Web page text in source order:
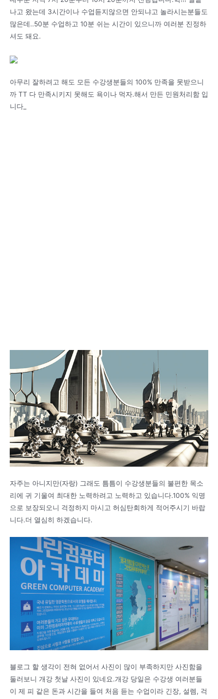
나고 왔는데 3시간이나 수업듣지않으면 안되냐고 놀라시는분들도
많은데..50분 수업하고 10분 쉬는 시간이 있으니까 여러분 진정하
셔도 돼요.
아무리 잘하려고 해도 모든 수강생분들의 100% 만족을 못받으니
까 TT 다 만족시키지 못해도 욕이나 먹자.해서 만든 민원처리함 입
니다_
자주는 아니지만(자랑) 그래도 틈틈이 수강생분들의 불편한 목소
리에 귀 기울여 최대한 노력하려고 노력하고 있습니다.100% 익명
으로 보장되오니 걱정하지 마시고 허심탄회하게 적어주시기 바랍
니다.더 열심히 하겠습니다.
블로그 할 생각이 전혀 없어서 사진이 많이 부족하지만 사진함을
둘러보니 개강 첫날 사진이 있네요.개강 당일은 수강생 여러분들
이 제 피 같은 돈과 시간을 들여 처음 듣는 수업이라 긴장, 설렘, 걱